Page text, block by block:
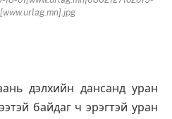
дансанд уран
байдаг ч эрэгтэй уран